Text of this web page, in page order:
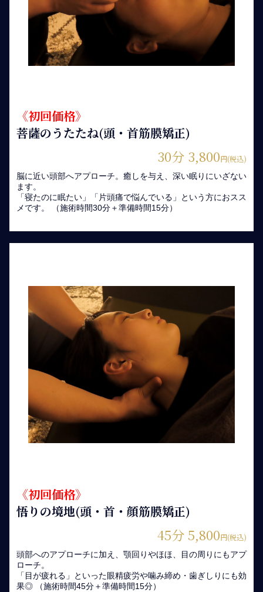
《初回価格》
菩薩のうたたね(頭・首筋膜矯正)
30分 3,800円(税込)
脳に近い頭部へアプローチ。癒しを与え、深い眠りにいざない
ます。
「寝たのに眠たい」「片頭痛で悩んでいる」という方におスス
メです。 （施術時間30分＋準備時間15分）
《初回価格》
悟りの境地(頭・首・顔筋膜矯正)
45分 5,800円(税込)
頭部へのアプローチに加え、顎回りやほほ、目の周りにもアプ
ローチ。
「目が疲れる」といった眼精疲労や噛み締め・歯ぎしりにも効
果◎ （施術時間45分＋準備時間15分）